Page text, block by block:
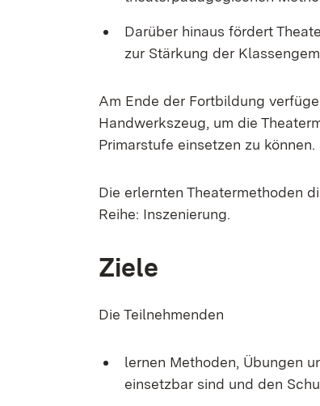
Darüber hinaus fördert
zur Stärkung der
Am Ende der Fortbildung
Handwerkszeug, um die
Primarstufe einsetzen zu können.
Die erlernten Theatermethoden
Reihe: Inszenierung.
Ziele
Die Teilnehmenden
lernen Methoden, Übungen
einsetzbar sind und den